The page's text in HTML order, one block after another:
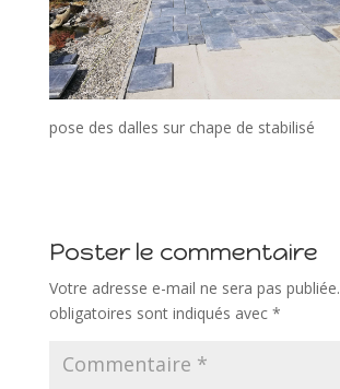
pose des dalles sur chape de stabilisé
Poster le commentaire
Votre adresse e-mail ne sera pas publiée.
obligatoires sont indiqués avec *